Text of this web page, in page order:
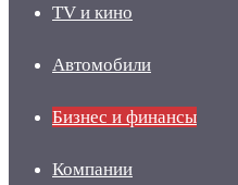
TV и кино
Автомобили
Бизнес и финансы
Компании